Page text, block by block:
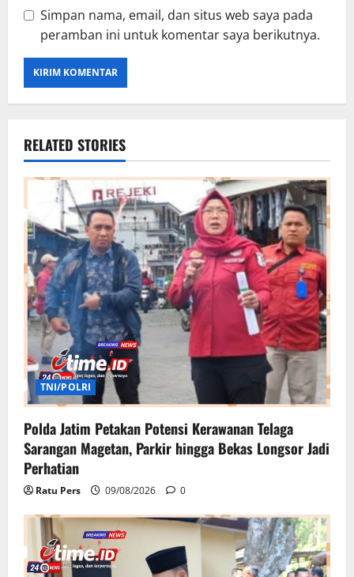
Simpan nama, email, dan situs web saya pada
peramban ini untuk komentar saya berikutnya.
RELATED STORIES
TNI/POLRI
Polda Jatim Petakan Potensi Kerawanan Telaga
Sarangan Magetan, Parkir hingga Bekas Longsor Jadi
Perhatian
Ratu Pers 09/08/2026 0